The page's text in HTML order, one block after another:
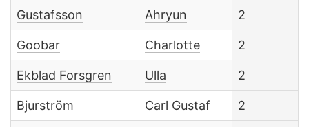
Gustafsson Ahryun 2
Goobar Charlotte 2
Ekblad Forsgren Ulla 2
Bjurström Carl Gustaf 2